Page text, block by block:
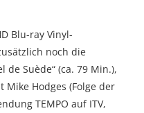
Blu-ray Vinyl-
noch die
de Suède“ (ca. 79 Min.),
Mike Hodges (Folge der
TEMPO auf ITV,